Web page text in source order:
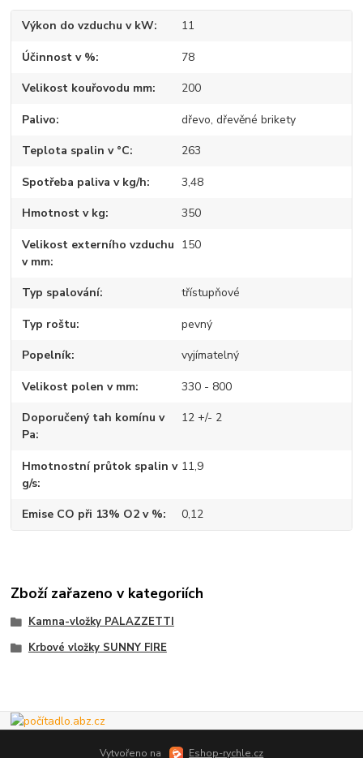
Výkon do vzduchu v kW 11
Účinnost v % 78
Velikost kouřovodu mm 200
Palivo dřevo, dřevěné brikety
Teplota spalin v °C 263
Spotřeba paliva v kg/h 3,48
Hmotnost v kg 350
Velikost externího vzduchu
v mm
150
Typ spalování třístupňové
Typ roštu pevný
Popelník vyjímatelný
Velikost polen v mm 330 - 800
Doporučený tah komínu v
Pa
12 +/- 2
Hmotnostní průtok spalin v
g/s
11,9
Emise CO při 13% O2 v % 0,12
Zboží zařazeno v kategoriích
Kamna-vložky PALAZZETTI
Krbové vložky SUNNY FIRE
Vytvořeno na Eshop-rychle.cz